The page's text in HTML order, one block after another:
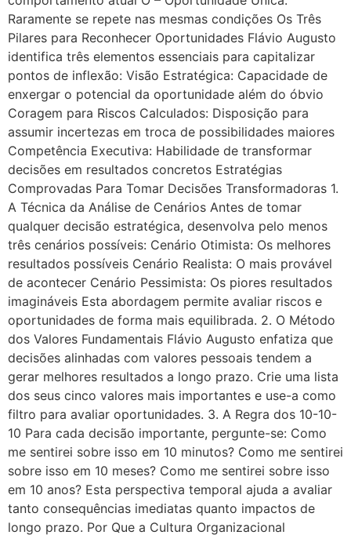
Raramente se repete nas mesmas condições Os Três
Pilares para Reconhecer Oportunidades Flávio Augusto
identifica três elementos essenciais para capitalizar
pontos de inflexão: Visão Estratégica: Capacidade de
enxergar o potencial da oportunidade além do óbvio
Coragem para Riscos Calculados: Disposição para
assumir incertezas em troca de possibilidades maiores
Competência Executiva: Habilidade de transformar
decisões em resultados concretos Estratégias
Comprovadas Para Tomar Decisões Transformadoras 1.
A Técnica da Análise de Cenários Antes de tomar
qualquer decisão estratégica, desenvolva pelo menos
três cenários possíveis: Cenário Otimista: Os melhores
resultados possíveis Cenário Realista: O mais provável
de acontecer Cenário Pessimista: Os piores resultados
imagináveis Esta abordagem permite avaliar riscos e
oportunidades de forma mais equilibrada. 2. O Método
dos Valores Fundamentais Flávio Augusto enfatiza que
decisões alinhadas com valores pessoais tendem a
gerar melhores resultados a longo prazo. Crie uma lista
dos seus cinco valores mais importantes e use-a como
filtro para avaliar oportunidades. 3. A Regra dos 10-10-
10 Para cada decisão importante, pergunte-se: Como
me sentirei sobre isso em 10 minutos? Como me sentirei
sobre isso em 10 meses? Como me sentirei sobre isso
em 10 anos? Esta perspectiva temporal ajuda a avaliar
tanto consequências imediatas quanto impactos de
longo prazo. Por Que a Cultura Organizacional